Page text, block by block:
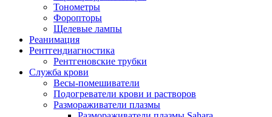
Тонометры
Форопторы
Щелевые лампы
Реанимация
Рентгендиагностика
Рентгеновские трубки
Служба крови
Весы-помешиватели
Подогреватели крови и растворов
Размораживатели плазмы